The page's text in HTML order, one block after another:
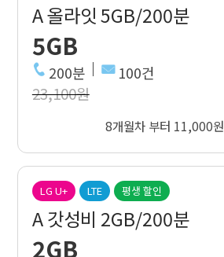
A 올라잇 5GB/200분
5GB
200분 100건
23,100원
8개월차 부터 11,000원
LG U+ LTE 평생 할인
A 갓성비 2GB/200분
2GB